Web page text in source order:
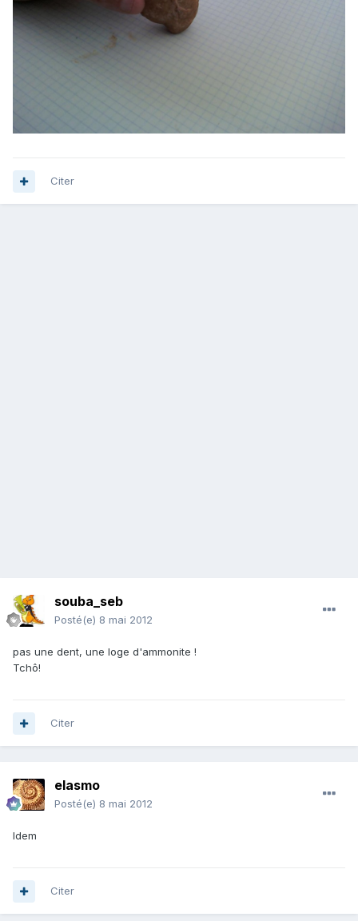
Citer
souba_seb
Posté(e) 8 mai 2012
pas une dent, une loge d'ammonite !
Tchô!
Citer
elasmo
Posté(e) 8 mai 2012
Idem
Citer